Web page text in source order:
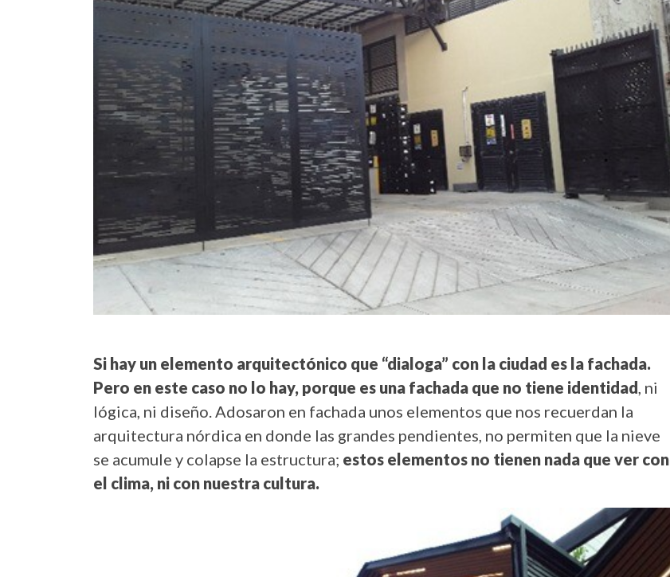
Si hay un elemento arquitectónico que “dialoga” con la ciudad es la fachada.
Pero en este caso no lo hay, porque es una fachada que no tiene identidad, ni
lógica, ni diseño. Adosaron en fachada unos elementos que nos recuerdan la
arquitectura nórdica en donde las grandes pendientes, no permiten que la nieve
se acumule y colapse la estructura; estos elementos no tienen nada que ver con
el clima, ni con nuestra cultura.